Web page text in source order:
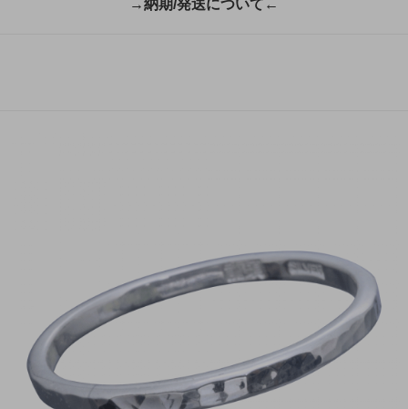
→納期/発送について←